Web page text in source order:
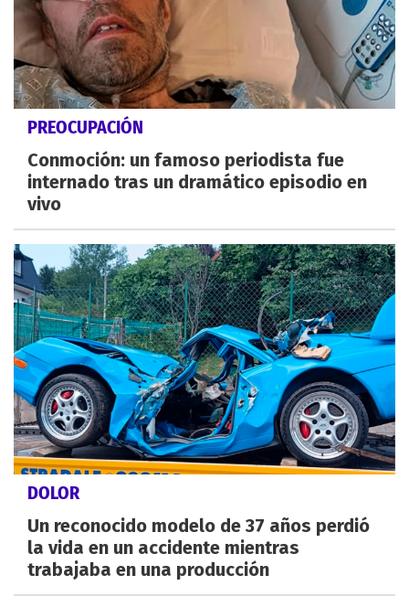
PREOCUPACIÓN
Conmoción: un famoso periodista fue
internado tras un dramático episodio en
vivo
DOLOR
Un reconocido modelo de 37 años perdió
la vida en un accidente mientras
trabajaba en una producción